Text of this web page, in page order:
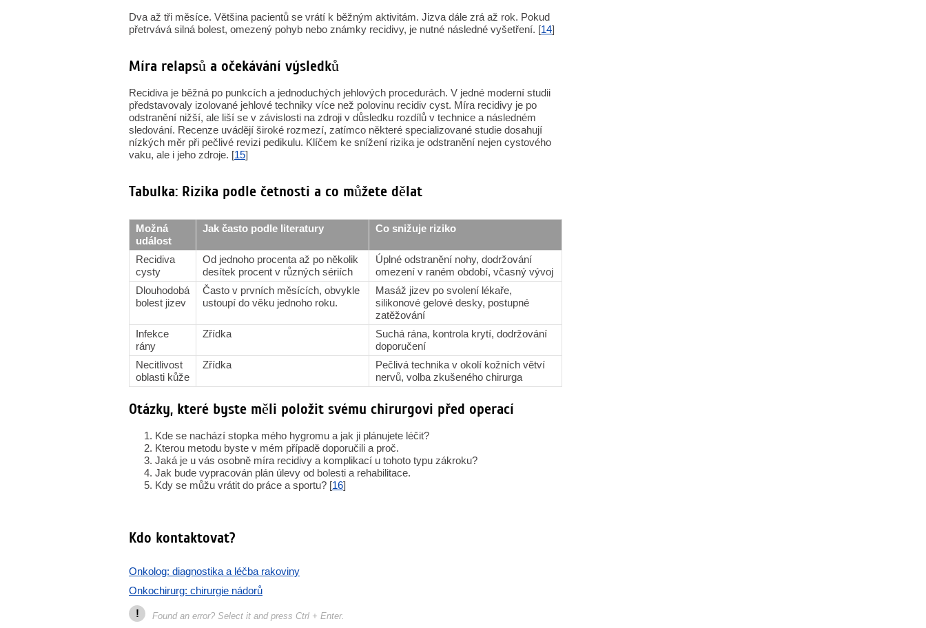
Dva až tři měsíce. Většina pacientů se vrátí k běžným aktivitám. Jizva dále zrá až rok. Pokud
přetrvává silná bolest, omezený pohyb nebo známky recidivy, je nutné následné vyšetření. [14]
Míra relapsů a očekávání výsledků
Recidiva je běžná po punkcích a jednoduchých jehlových procedurách. V jedné moderní studii
představovaly izolované jehlové techniky více než polovinu recidiv cyst. Míra recidivy je po
odstranění nižší, ale liší se v závislosti na zdroji v důsledku rozdílů v technice a následném
sledování. Recenze uvádějí široké rozmezí, zatímco některé specializované studie dosahují
nízkých měr při pečlivé revizi pedikulu. Klíčem ke snížení rizika je odstranění nejen cystového
vaku, ale i jeho zdroje. [15]
Tabulka: Rizika podle četnosti a co můžete dělat
Možná
událost
Jak často podle literatury Co snižuje riziko
Recidiva
cysty
Od jednoho procenta až po několik
desítek procent v různých sériích
Úplné odstranění nohy, dodržování
omezení v raném období, včasný vývoj
Dlouhodobá
bolest jizev
Často v prvních měsících, obvykle
ustoupí do věku jednoho roku.
Masáž jizev po svolení lékaře,
silikonové gelové desky, postupné
zatěžování
Infekce
rány
Zřídka
Suchá rána, kontrola krytí, dodržování
doporučení
Necitlivost
oblasti kůže
Zřídka
Pečlivá technika v okolí kožních větví
nervů, volba zkušeného chirurga
Otázky, které byste měli položit svému chirurgovi před operací
Kde se nachází stopka mého hygromu a jak ji plánujete léčit?
Kterou metodu byste v mém případě doporučili a proč.
Jaká je u vás osobně míra recidivy a komplikací u tohoto typu zákroku?
Jak bude vypracován plán úlevy od bolesti a rehabilitace.
Kdy se můžu vrátit do práce a sportu? [16]
Kdo kontaktovat?
Onkolog: diagnostika a léčba rakoviny
Onkochirurg: chirurgie nádorů
!
Found an error? Select it and press Ctrl + Enter.